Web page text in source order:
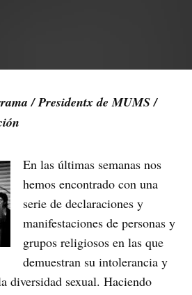
/ Presidentx de MUMS /
En las últimas semanas nos
hemos encontrado con una
serie de declaraciones y
manifestaciones de personas y
grupos religiosos en las que
demuestran su intolerancia y
diversidad sexual. Haciendo